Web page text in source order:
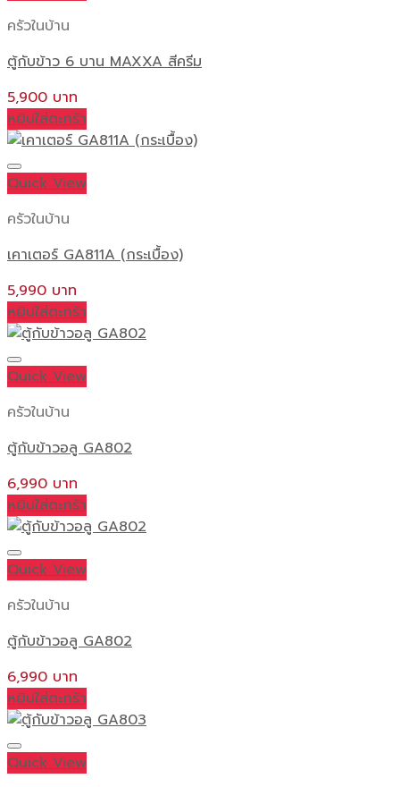
ครัวในบ้าน
ตู้กับข้าว 6 บาน MAXXA สีครีม
5,900
หยิบใส่ตะกร้า
Quick View
ครัวในบ้าน
เคาเตอร์ GA811A (กระเบื้อง)
5,990
หยิบใส่ตะกร้า
Quick View
ครัวในบ้าน
ตู้กับข้าวอลู GA802
6,990
หยิบใส่ตะกร้า
Quick View
ครัวในบ้าน
ตู้กับข้าวอลู GA802
6,990
หยิบใส่ตะกร้า
Quick View